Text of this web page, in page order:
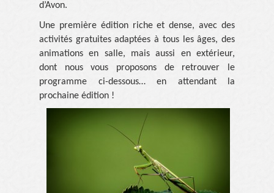
d’Avon.
Une première édition riche et dense, avec des
activités gratuites adaptées à tous les âges, des
animations en salle, mais aussi en extérieur,
dont nous vous proposons de retrouver le
programme ci-dessous… en attendant la
prochaine édition !